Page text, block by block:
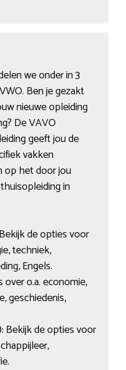
we onder in 3
Ben je gezakt
nieuwe opleiding
De VAVO
geeft jou de
vakken
op het door jou
in
de opties voor
techniek,
Engels.
over o.a. economie,
geschiedenis,
Bekijk de opties voor